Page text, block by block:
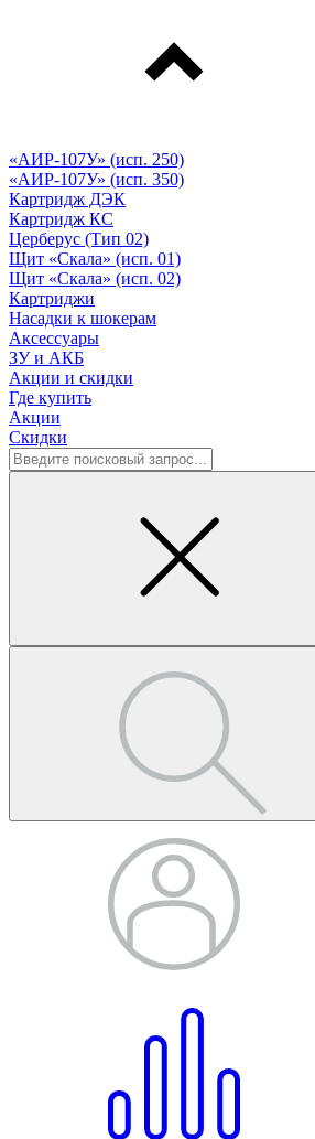
«АИР-107У» (исп. 250)
«АИР-107У» (исп. 350)
Картридж ДЭК
Картридж КС
Церберус (Тип 02)
Щит «Скала» (исп. 01)
Щит «Скала» (исп. 02)
Картриджи
Насадки к шокерам
Аксессуары
ЗУ и АКБ
Акции и скидки
Где купить
Акции
Скидки